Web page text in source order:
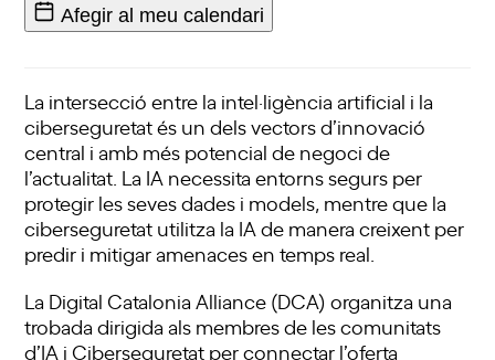
Afegir al meu calendari
La intersecció entre la intel·ligència artificial i la
ciberseguretat és un dels vectors d’innovació
central i amb més potencial de negoci de
l’actualitat. La IA necessita entorns segurs per
protegir les seves dades i models, mentre que la
ciberseguretat utilitza la IA de manera creixent per
predir i mitigar amenaces en temps real.
La Digital Catalonia Alliance (DCA) organitza una
trobada dirigida als membres de les comunitats
d’IA i Ciberseguretat per connectar l’oferta